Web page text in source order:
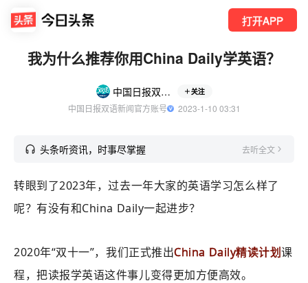
打开APP
我为什么推荐你用China Daily学英语？
中国日报双语新闻 关注
中国日报双语新闻官方账号
  2023-1-10 03:31
头条听资讯，时事尽掌握 去听全文
转眼到了2023年，过去一年大家的英语学习怎么样了
呢？有没有和China Daily一起进步？
2020年“双十一”，我们正式推出China Daily精读计划课
程，把读报学英语这件事儿变得更加方便高效。